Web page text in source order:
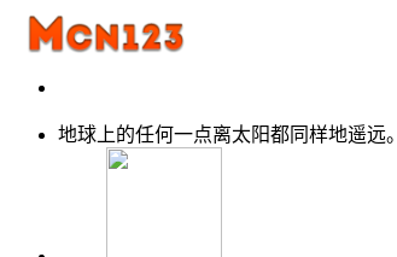
地球上的任何一点离太阳都同样地遥远。